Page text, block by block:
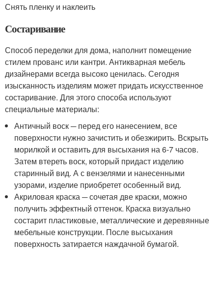
Снять пленку и наклеить
Состаривание
Способ переделки для дома, наполнит помещение
стилем прованс или кантри. Антикварная мебель
дизайнерами всегда высоко ценилась. Сегодня
изысканность изделиям может придать искусственное
состаривание. Для этого способа используют
специальные материалы:
Античный воск ─ перед его нанесением, все
поверхности нужно зачистить и обезжирить. Вскрыть
морилкой и оставить для высыхания на 6-7 часов.
Затем втереть воск, который придаст изделию
старинный вид. А с вензелями и нанесенными
узорами, изделие приобретет особенный вид.
Акриловая краска ─ сочетая две краски, можно
получить эффектный оттенок. Краска визуально
состарит пластиковые, металлические и деревянные
мебельные конструкции. После высыхания
поверхность затирается наждачной бумагой.